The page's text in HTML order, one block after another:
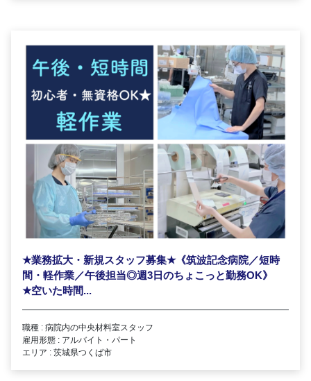
★業務拡大・新規スタッフ募集★《筑波記念病院／短時
間・軽作業／午後担当◎週3日のちょこっと勤務OK》
★空いた時間...
職種 : 病院内の中央材料室スタッフ
雇用形態 : アルバイト・パート
エリア : 茨城県つくば市